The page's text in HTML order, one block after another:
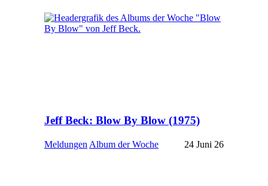
Jeff Beck: Blow By Blow (1975)
Meldungen Album der Woche 24 Juni 26